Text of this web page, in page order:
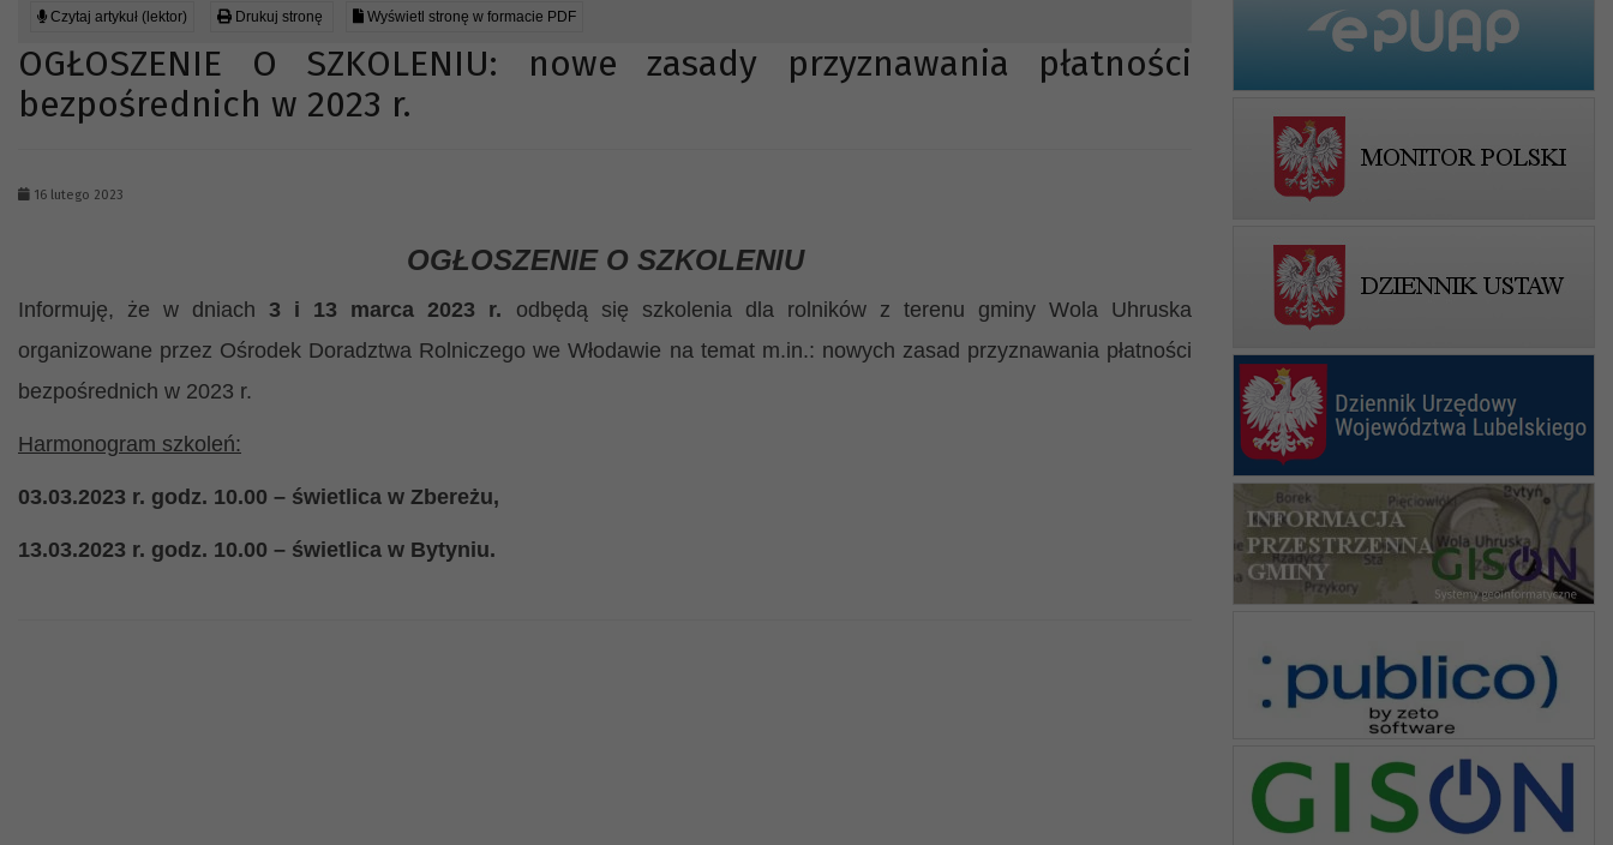
Czytaj artykuł (lektor) Drukuj stronę Wyświetl stronę w formacie PDF
OGŁOSZENIE O SZKOLENIU: nowe zasady przyznawania płatności
bezpośrednich w 2023 r.
16 lutego 2023
OGŁOSZENIE O SZKOLENIU
Informuję, że w dniach 3 i 13 marca 2023 r. odbędą się szkolenia dla rolników z terenu gminy Wola Uhruska
organizowane przez Ośrodek Doradztwa Rolniczego we Włodawie na temat m.in.: nowych zasad przyznawania płatności
bezpośrednich w 2023 r.
Harmonogram szkoleń:
03.03.2023 r. godz. 10.00 – świetlica w Zbereżu,
13.03.2023 r. godz. 10.00 – świetlica w Bytyniu.